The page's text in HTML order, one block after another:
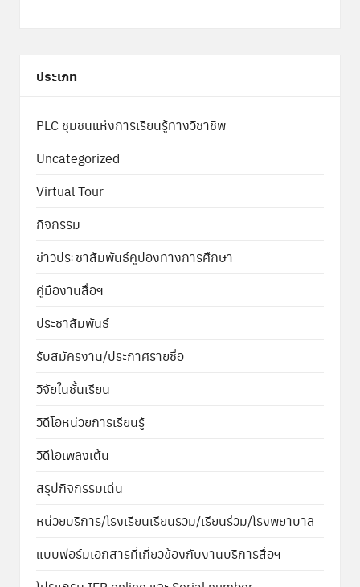
ประเภท
PLC ชุมชนแห่งการเรียนรู้ทางวิชาชีพ
Uncategorized
Virtual Tour
กิจกรรม
ข่าวประชาสัมพันธ์คูปองทางการศึกษา
คู่มืองานสื่อฯ
ประชาสัมพันธ์
รับสมัครงาน/ประกาศรายชื่อ
วิจัยในชั้นเรียน
วิดีโอหน่วยการเรียนรู้
วิดีโอเพลงเต้น
สรุปกิจกรรมเด่น
หน่วยบริการ/โรงเรียนเรียนรวม/เรียนร่วม/โรงพยาบาล
แบบฟอร์มเอกสารที่เกี่ยวข้องกับงานบริการสื่อฯ